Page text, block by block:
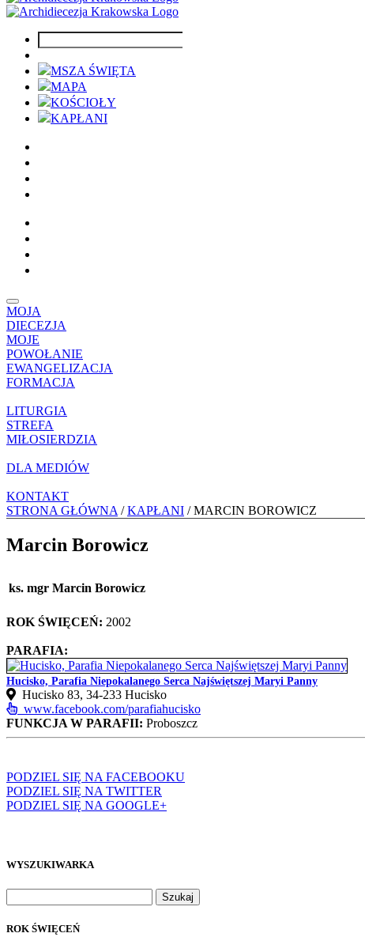
MSZA ŚWIĘTA
MAPA
KOŚCIOŁY
KAPŁANI
MOJA
DIECEZJA
MOJE
POWOŁANIE
EWANGELIZACJA
FORMACJA
LITURGIA
STREFA
MIŁOSIERDZIA
DLA MEDIÓW
KONTAKT
STRONA GŁÓWNA /KAPŁANI / MARCIN BOROWICZ
Marcin Borowicz
ks. mgr Marcin Borowicz
ROK ŚWIĘCEŃ: 2002
PARAFIA:
Hucisko, Parafia Niepokalanego Serca Najświętszej Maryi Panny
Hucisko 83, 34‑233 Hucisko
www.facebook.com/parafiahucisko
FUNKCJA W PARAFII: Proboszcz
PODZIEL SIĘ NA FACEBOOKU
PODZIEL SIĘ NA TWITTER
PODZIEL SIĘ NA GOOGLE+
WYSZUKIWARKA
ROK ŚWIĘCEŃ